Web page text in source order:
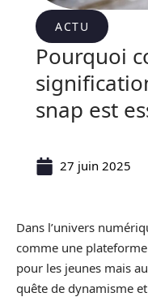
ACTU
Pourquoi
snap est
27 juin 2025
Dans l’univers
comme une
pour les jeunes mais
quête de dynamisme